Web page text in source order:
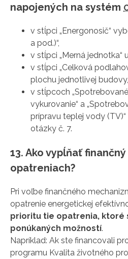
napojených na systém
v stĺpci „Energonosič“
a pod.)“,
v stĺpci „Merná jednotka“
v stĺpci „Celková
plochu jednotlivej budovy,
v stĺpcoch
vykurovanie“ a
prípravu teplej vody
otázky č. 7.
13. Ako vypĺňať
opatreniach?
Pri voľbe finančného
opatrenie energetickej
prioritu tie opatrenia, ktoré
ponúkaných možností.
Napríklad: Ak ste financovali
programu Kvalita životného